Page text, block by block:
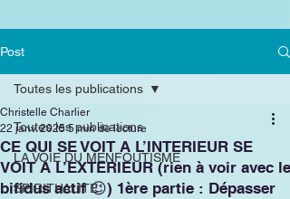
Post
Toutes les publications
LA VOIE DU MENFOUTISME
SPIRITUALITE
Toutes les publications
CE QUI SE VOIT A L’INTERIEUR SE
VOIT A L’EXTERIEUR (rien à voir avec le
bifidus actif 😉) 1ère partie : Dépasser
Christelle Charlier
22 janv. 2025 5 min de lecture